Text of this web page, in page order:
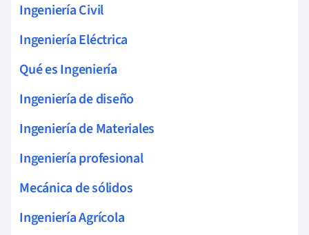
Ingeniería Civil
Ingeniería Eléctrica
Qué es Ingeniería
Ingeniería de diseño
Ingeniería de Materiales
Ingeniería profesional
Mecánica de sólidos
Ingeniería Agrícola